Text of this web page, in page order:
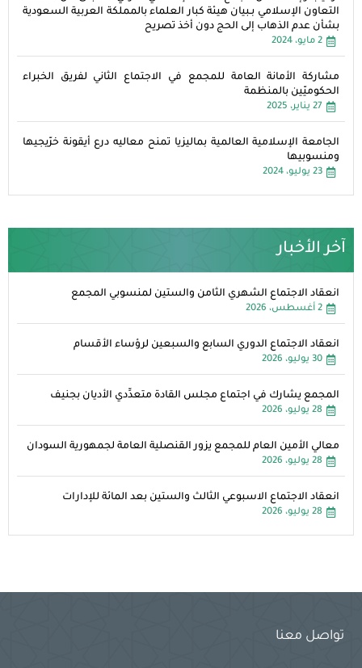
التعاون الإسلامي بـبيان هيئة كبار العلماء بالمملكة العربية السعودية
بشأن عدم الذهاب إلى الحج دون أخذ تصريح
2 مايو، 2024
مشاركة الأمانة العامة للمجمع في الاجتماع الثاني لفريق الخبراء
الحكوميّين بالمنظمة
27 يناير، 2025
الجامعة الإسلامية العالمية بماليزيا تمنح معاليه درع أيقونة خرّيجيها
ومنسوبيها
23 يوليو، 2024
آخر الأخبار
انعقاد الاجتماع الشهري الثامن والستين لمنسوبي المجمع
2 أغسطس، 2026
انعقاد الاجتماع الدوري السابع والسبعين لرؤساء الأقسام
30 يوليو، 2026
المجمع يشارك في اجتماع مجلس القادة متعدِّدي الأديان بجنيف
28 يوليو، 2026
معالي الأمين العام للمجمع يزور القنصلية العامة لجمهورية السودان
28 يوليو، 2026
انعقاد الاجتماع الاسبوعي الثالث والستين بعد المائة للإدارات
28 يوليو، 2026
تواصل معنا